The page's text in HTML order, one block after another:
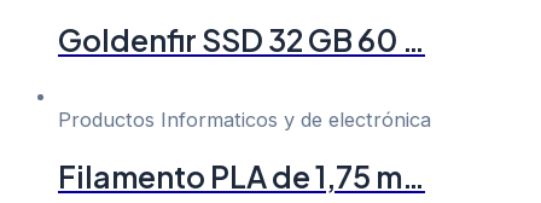
Goldenfir SSD 32 GB 60 …
Productos Informaticos y de electrónica
Filamento PLA de 1,75 m…